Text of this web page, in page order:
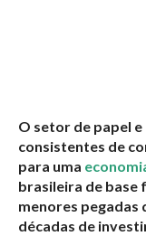
O setor de papel e
consistentes de
para uma
brasileira de base
menores pegadas
décadas de